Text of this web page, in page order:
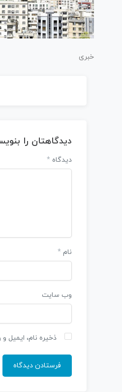
خبری
دیدگاهتان را
دیدگاه *
نام *
وب‌ سایت
ذخیره نام، ایمیل